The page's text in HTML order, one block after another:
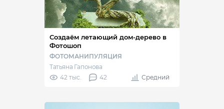
Создаём летающий дом-дерево в
Фотошоп
ФОТОМАНИПУЛЯЦИЯ
Татьяна Гапонова
42 тыс.
42 Средний